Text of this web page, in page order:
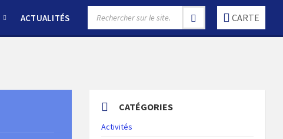
ACTUALITÉS CARTE
CATÉGORIES
Activités